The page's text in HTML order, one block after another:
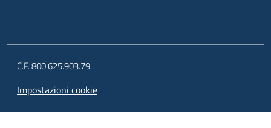
C.F. 800.625.903.79
Impostazioni cookie